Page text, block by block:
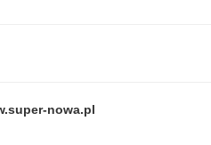
nowa.pl